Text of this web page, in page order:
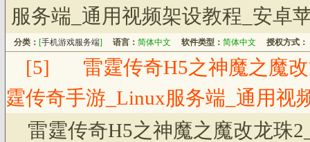
服务端_通用视频架设教程_安卓
分类： [手机游戏服务端] 语言： 简体中文 软件类型： 简体中文 授权方式：
[5]
雷霆传奇H5之神魔之魔
霆传奇手游_Linux服务端_通用视
雷霆传奇H5之神魔之魔改龙珠